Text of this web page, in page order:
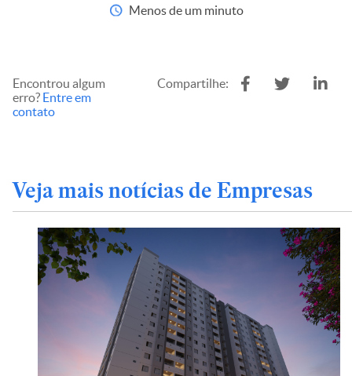
Menos de um minuto
Encontrou algum
erro? Entre em
contato
Compartilhe:
Veja mais notícias de Empresas